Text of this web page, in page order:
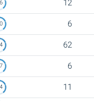
12
6
62
6
11